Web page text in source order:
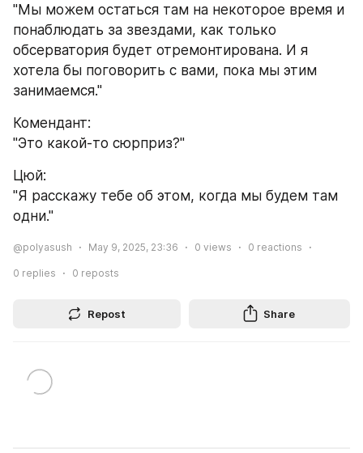
"Мы можем остаться там на некоторое время и
понаблюдать за звездами, как только
обсерватория будет отремонтирована. И я
хотела бы поговорить с вами, пока мы этим
занимаемся."
Комендант:
"Это какой-то сюрприз?"
Цюй:
"Я расскажу тебе об этом, когда мы будем там
одни."
@polyasush May 9, 2025, 23:36 0 views 0 reactions
0 replies 0 reposts
Repost Share